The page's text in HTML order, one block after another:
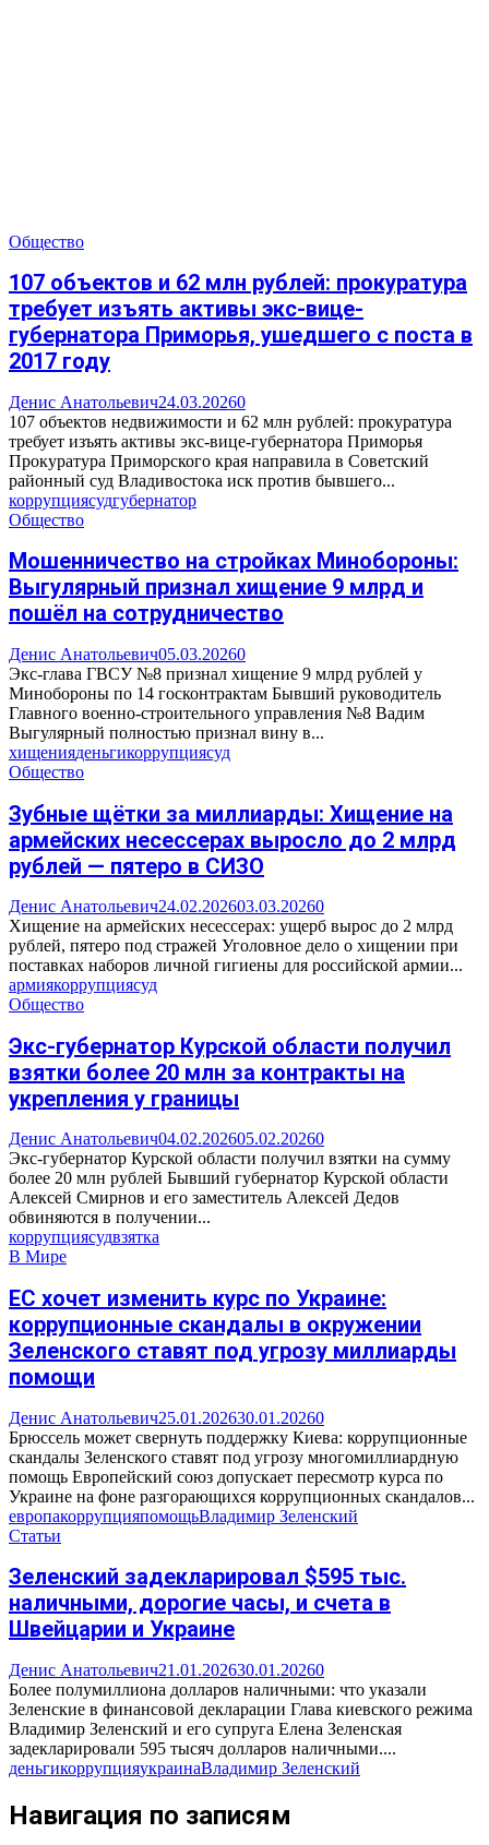
Общество
107 объектов и 62 млн рублей: прокуратура
требует изъять активы экс-вице-
губернатора Приморья, ушедшего с поста в
2017 году
Денис Анатольевич24.03.20260
107 объектов недвижимости и 62 млн рублей: прокуратура
требует изъять активы экс-вице-губернатора Приморья
Прокуратура Приморского края направила в Советский
районный суд Владивостока иск против бывшего...
коррупциясудгубернатор
Общество
Мошенничество на стройках Минобороны:
Выгулярный признал хищение 9 млрд и
пошёл на сотрудничество
Денис Анатольевич05.03.20260
Экс-глава ГВСУ №8 признал хищение 9 млрд рублей у
Минобороны по 14 госконтрактам Бывший руководитель
Главного военно-строительного управления №8 Вадим
Выгулярный полностью признал вину в...
хищенияденьгикоррупциясуд
Общество
Зубные щётки за миллиарды: Хищение на
армейских несессерах выросло до 2 млрд
рублей — пятеро в СИЗО
Денис Анатольевич24.02.202603.03.20260
Хищение на армейских несессерах: ущерб вырос до 2 млрд
рублей, пятеро под стражей Уголовное дело о хищении при
поставках наборов личной гигиены для российской армии...
армиякоррупциясуд
Общество
Экс-губернатор Курской области получил
взятки более 20 млн за контракты на
укрепления у границы
Денис Анатольевич04.02.202605.02.20260
Экс-губернатор Курской области получил взятки на сумму
более 20 млн рублей Бывший губернатор Курской области
Алексей Смирнов и его заместитель Алексей Дедов
обвиняются в получении...
коррупциясудвзятка
В Мире
ЕС хочет изменить курс по Украине:
коррупционные скандалы в окружении
Зеленского ставят под угрозу миллиарды
помощи
Денис Анатольевич25.01.202630.01.20260
Брюссель может свернуть поддержку Киева: коррупционные
скандалы Зеленского ставят под угрозу многомиллиардную
помощь Европейский союз допускает пересмотр курса по
Украине на фоне разгорающихся коррупционных скандалов...
европакоррупцияпомощьВладимир Зеленский
Статьи
Зеленский задекларировал $595 тыс.
наличными, дорогие часы, и счета в
Швейцарии и Украине
Денис Анатольевич21.01.202630.01.20260
Более полумиллиона долларов наличными: что указали
Зеленские в финансовой декларации Глава киевского режима
Владимир Зеленский и его супруга Елена Зеленская
задекларировали 595 тысяч долларов наличными....
деньгикоррупцияукраинаВладимир Зеленский
Навигация по записям